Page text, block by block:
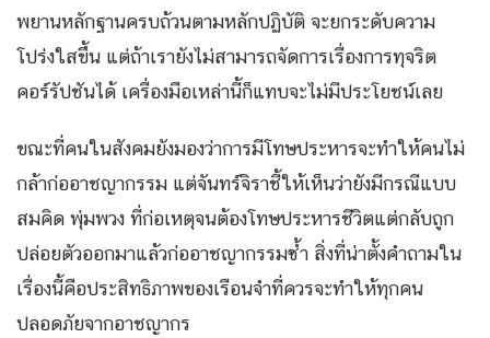
พยานหลักฐานครบถ้วนตามหลักปฏิบัติ จะยกระดับความ
โปร่งใสขึ้น แต่ถ้าเรายังไม่สามารถจัดการเรื่องการทุจริต
คอร์รัปชันได้ เครื่องมือเหล่านี้ก็แทบจะไม่มีประโยชน์เลย
ขณะที่คนในสังคมยังมองว่าการมีโทษประหารจะทำให้คนไม่
กล้าก่ออาชญากรรม แต่จันทร์จิราชี้ให้เห็นว่ายังมีกรณีแบบ
สมคิด พุ่มพวง ที่ก่อเหตุจนต้องโทษประหารชีวิตแต่กลับถูก
ปล่อยตัวออกมาแล้วก่ออาชญากรรมซ้ำ สิ่งที่น่าตั้งคำถามใน
เรื่องนี้คือประสิทธิภาพของเรือนจำที่ควรจะทำให้ทุกคน
ปลอดภัยจากอาชญากร